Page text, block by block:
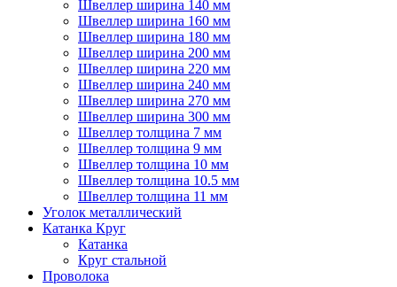
Швеллер ширина 140 мм
Швеллер ширина 160 мм
Швеллер ширина 180 мм
Швеллер ширина 200 мм
Швеллер ширина 220 мм
Швеллер ширина 240 мм
Швеллер ширина 270 мм
Швеллер ширина 300 мм
Швеллер толщина 7 мм
Швеллер толщина 9 мм
Швеллер толщина 10 мм
Швеллер толщина 10.5 мм
Швеллер толщина 11 мм
Уголок металлический
Катанка Круг
Катанка
Круг стальной
Проволока